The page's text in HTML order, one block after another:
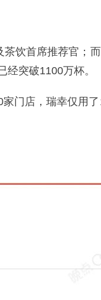
饮首席推荐官；
经突破1100万杯。
门店，瑞幸仅用